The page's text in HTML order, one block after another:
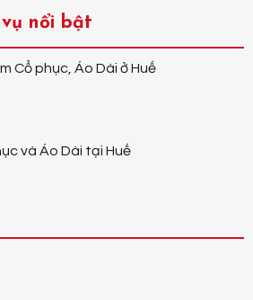
nổi bật
Cổ phục, Áo Dài ở Huế
và Áo Dài tại Huế